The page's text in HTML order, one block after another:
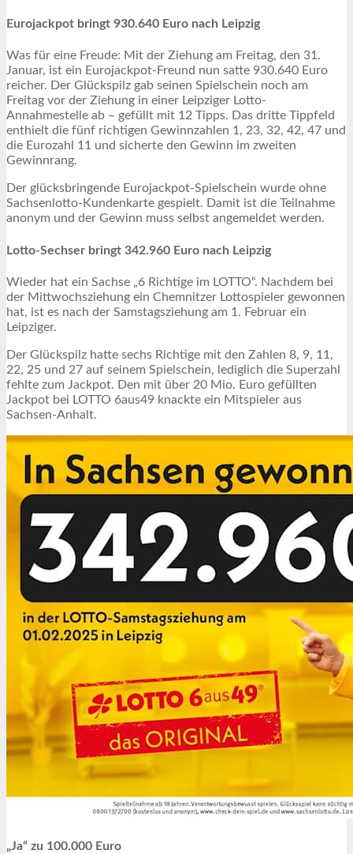
Eurojackpot bringt 930.640 Euro nach Leipzig
Was für eine Freude: Mit der Ziehung am Freitag, den 31.
Januar, ist ein Eurojackpot-Freund nun satte 930.640 Euro
reicher. Der Glückspilz gab seinen Spielschein noch am
Freitag vor der Ziehung in einer Leipziger Lotto-
Annahmestelle ab – gefüllt mit 12 Tipps. Das dritte Tippfeld
enthielt die fünf richtigen Gewinnzahlen 1, 23, 32, 42, 47 und
die Eurozahl 11 und sicherte den Gewinn im zweiten
Gewinnrang.
Der glücksbringende Eurojackpot-Spielschein wurde ohne
Sachsenlotto-Kundenkarte gespielt. Damit ist die Teilnahme
anonym und der Gewinn muss selbst angemeldet werden.
Lotto-Sechser bringt 342.960 Euro nach Leipzig
Wieder hat ein Sachse „6 Richtige im LOTTO“. Nachdem bei
der Mittwochsziehung ein Chemnitzer Lottospieler gewonnen
hat, ist es nach der Samstagsziehung am 1. Februar ein
Leipziger.
Der Glückspilz hatte sechs Richtige mit den Zahlen 8, 9, 11,
22, 25 und 27 auf seinem Spielschein, lediglich die Superzahl
fehlte zum Jackpot. Den mit über 20 Mio. Euro gefüllten
Jackpot bei LOTTO 6aus49 knackte ein Mitspieler aus
Sachsen-Anhalt.
„Ja“ zu 100.000 Euro